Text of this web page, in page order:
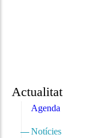
Actualitat
Agenda
Notícies